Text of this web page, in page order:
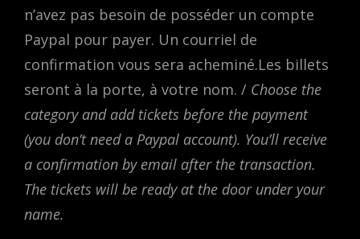
n’avez pas besoin de posséder un compte
Paypal pour payer. Un courriel de
confirmation vous sera acheminé.Les billets
seront à la porte, à votre nom. / Choose the
category and add tickets before the payment
(you don’t need a Paypal account). You’ll receive
a confirmation by email after the transaction.
The tickets will be ready at the door under your
name.